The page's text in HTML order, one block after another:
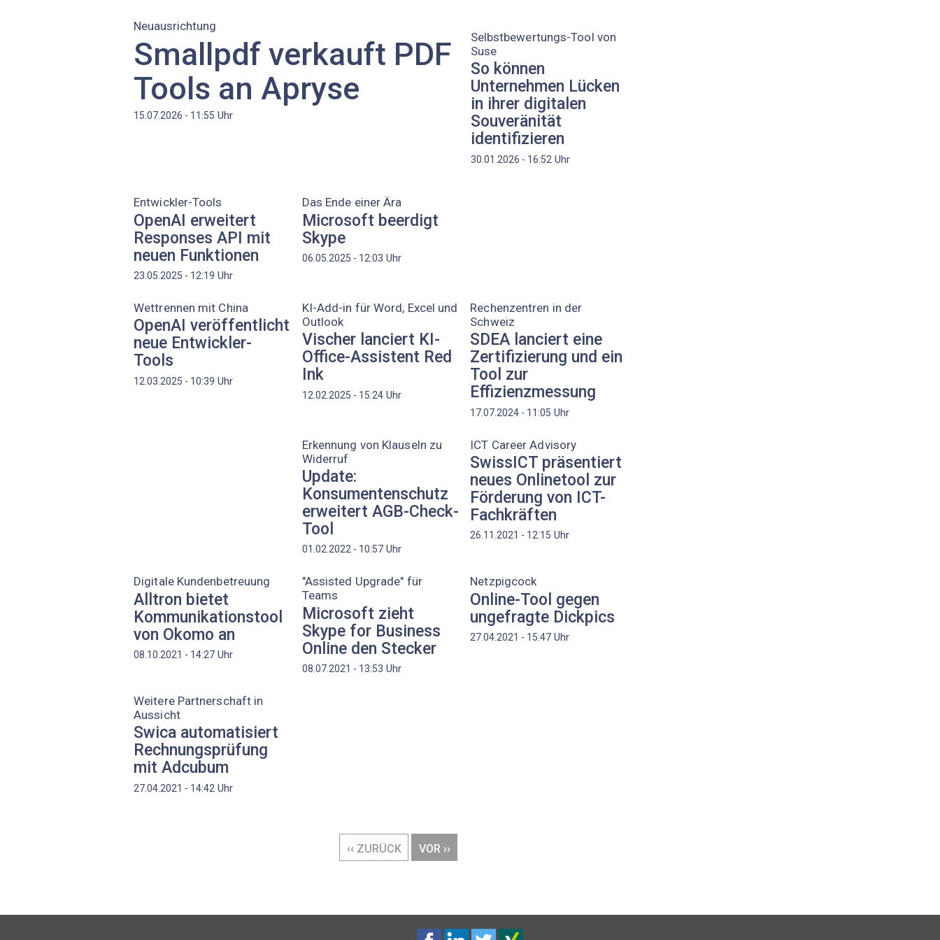
Neuausrichtung
Smallpdf verkauft PDF
Tools an Apryse
15.07.2026 - 11:55 Uhr
Selbstbewertungs-Tool von
Suse
So können
Unternehmen Lücken
in ihrer digitalen
Souveränität
identifizieren
30.01.2026 - 16:52Uhr
Entwickler-Tools
OpenAI erweitert
Responses API mit
neuen Funktionen
23.05.2025 - 12:19 Uhr
Das Ende einer Ära
Microsoft beerdigt
Skype
06.05.2025 - 12:03 Uhr
Wettrennen mit China
OpenAI veröffentlicht
neue Entwickler-
Tools
12.03.2025 - 10:39 Uhr
KI-Add-in für Word, Excel und
Outlook
Vischer lanciert KI-
Office-Assistent Red
Ink
12.02.2025 - 15:24Uhr
Rechenzentren in der
Schweiz
SDEA lanciert eine
Zertifizierung und ein
Tool zur
Effizienzmessung
17.07.2024 - 11:05 Uhr
Erkennung von Klauseln zu
Widerruf
Update:
Konsumentenschutz
erweitert AGB-Check-
Tool
01.02.2022 - 10:57Uhr
ICT Career Advisory
SwissICT präsentiert
neues Onlinetool zur
Förderung von ICT-
Fachkräften
26.11.2021 - 12:15 Uhr
Digitale Kundenbetreuung
Alltron bietet
Kommunikationstool
von Okomo an
08.10.2021 - 14:27 Uhr
"Assisted Upgrade" für
Teams
Microsoft zieht
Skype for Business
Online den Stecker
08.07.2021 - 13:53 Uhr
Netzpigcock
Online-Tool gegen
ungefragte Dickpics
27.04.2021 - 15:47 Uhr
Weitere Partnerschaft in
Aussicht
Swica automatisiert
Rechnungsprüfung
mit Adcubum
27.04.2021 - 14:42 Uhr
VORHERIGE
‹‹ ZURÜCK
NÄCHSTE
VOR ››